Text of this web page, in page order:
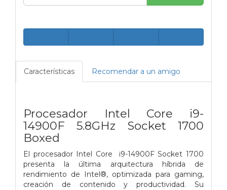
Características Recomendar a un amigo
Procesador Intel Core i9-
14900F 5.8GHz Socket 1700
Boxed
El procesador Intel Core i9-14900F Socket 1700
presenta la última arquitectura híbrida de
rendimiento de Intel®, optimizada para gaming,
creación de contenido y productividad. Su